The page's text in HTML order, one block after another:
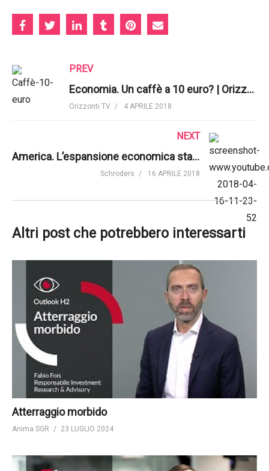
PREV
Economia. Un caffè a 10 euro? | Orizzonti TV
Orizzonti TV 4 APRILE 2018
NEXT
America. L’espansione economica sta continuando | Schroders
Schroders 16 APRILE 2018
Altri post che potrebbero interessarti
Atterraggio morbido
Anima SGR 23 LUGLIO 2024